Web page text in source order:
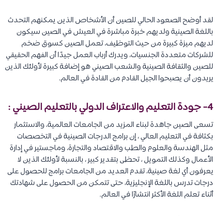
لقد أوضح الصعود الحالي للصين أن الأشخاص الذين يمكنهم التحدث
باللغة الصينية ولديهم خبرة مباشرة في العيش في الصين سيكون
لديهم ميزة كبيرة من حيث التوظيف، تعمل الصين كسوق ضخم
للشركات متعددة الجنسيات، ويدرك أرباب العمل جيدًا أن الفهم الحقيقي
للصين والثقافة الصينية والشعب الصيني هو إضافة كبيرة لأولئك الذين
يريدون أن يصبحوا الجيل القادم من القادة في العالم.
4- جودة التعليم والاعتراف الدولي بالتعليم الصيني :
تسعى الصين جاهدة لبناء المزيد من الجامعات العالمية، والاستثمار
بكثافة في التعليم العالي ، إن برامج الدرجات الصينية في التخصصات
مثل الهندسة والعلوم والطب والاقتصاد والتجارة، وماجستير في إدارة
الأعمال وكذلك التمويل ، تحظى بتقدير كبير ، بالنسبة لأولئك الذين لا
يعرفون أي لغة صينية، تقدم العديد من الجامعات برامج للحصول على
درجات تدرس باللغة الإنجليزية، حتى تتمكن من الحصول على شهادتك
أثناء تعلم اللغة الأكثر انتشارًا في العالم.